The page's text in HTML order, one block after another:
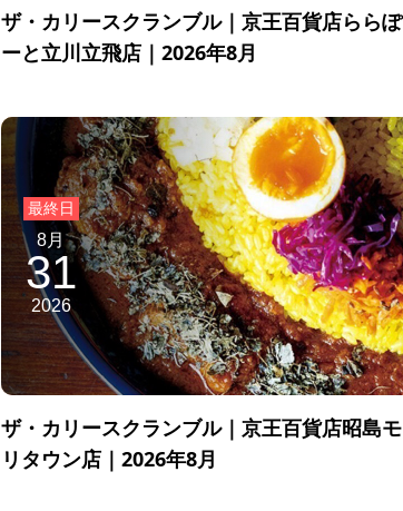
ザ・カリースクランブル｜京王百貨店ららぽ
ーと立川立飛店｜2026年8月
8月
31
2026
ザ・カリースクランブル｜京王百貨店昭島モ
リタウン店｜2026年8月